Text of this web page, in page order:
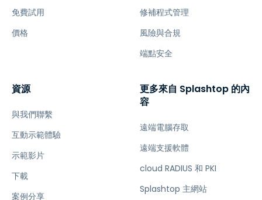
免費試用
價格
修補程式管理
風險與合規
端點安全
資源
與我們聯繫
互動示範體驗
示範影片
下載
案例分享
更多來自 Splashtop 的內
容
遠端電腦存取
遠端支援軟體
cloud RADIUS 和 PKI
Splashtop 主網站